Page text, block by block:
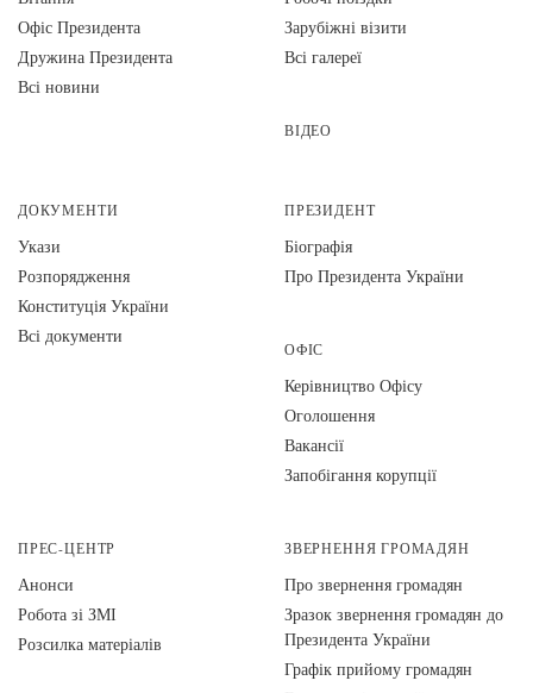
Офіс Президента
Дружина Президента
Всі новини
Зарубіжні візити
Всі галереї
ВІДЕО
ДОКУМЕНТИ
Укази
Розпорядження
Конституція України
Всі документи
ПРЕЗИДЕНТ
Біографія
Про Президента України
ОФІС
Керівництво Офісу
Оголошення
Вакансії
Запобігання корупції
ПРЕС-ЦЕНТР
Анонси
Робота зі ЗМІ
Розсилка матеріалів
ЗВЕРНЕННЯ ГРОМАДЯН
Про звернення громадян
Зразок звернення громадян до
Президента України
Графік прийому громадян